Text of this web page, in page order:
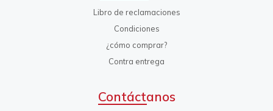
Libro de reclamaciones
Condiciones
¿cómo comprar?
Contra entrega
Contáctanos